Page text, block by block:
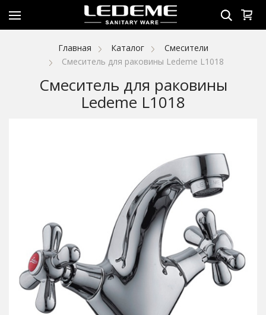
Главная Каталог
Смесители
Смеситель для раковины Ledeme L1018
Смеситель для раковины
Ledeme L1018